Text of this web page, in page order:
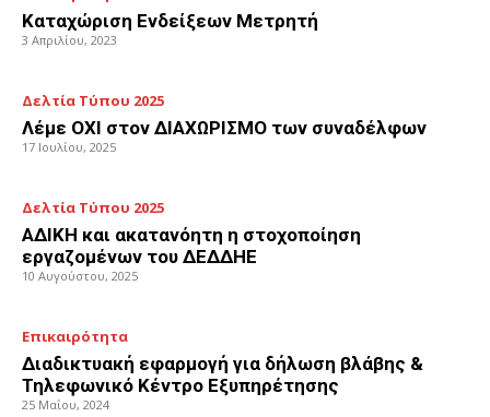
Καταχώριση Ενδείξεων Μετρητή
3 Απριλίου, 2023
Δελτία Τύπου 2025
Λέμε ΟΧΙ στον ΔΙΑΧΩΡΙΣΜΟ των συναδέλφων
17 Ιουλίου, 2025
Δελτία Τύπου 2025
ΑΔΙΚΗ και ακατανόητη η στοχοποίηση
εργαζομένων του ΔΕΔΔΗΕ
10 Αυγούστου, 2025
Επικαιρότητα
Διαδικτυακή εφαρμογή για δήλωση βλάβης &
Τηλεφωνικό Κέντρο Εξυπηρέτησης
25 Μαΐου, 2024